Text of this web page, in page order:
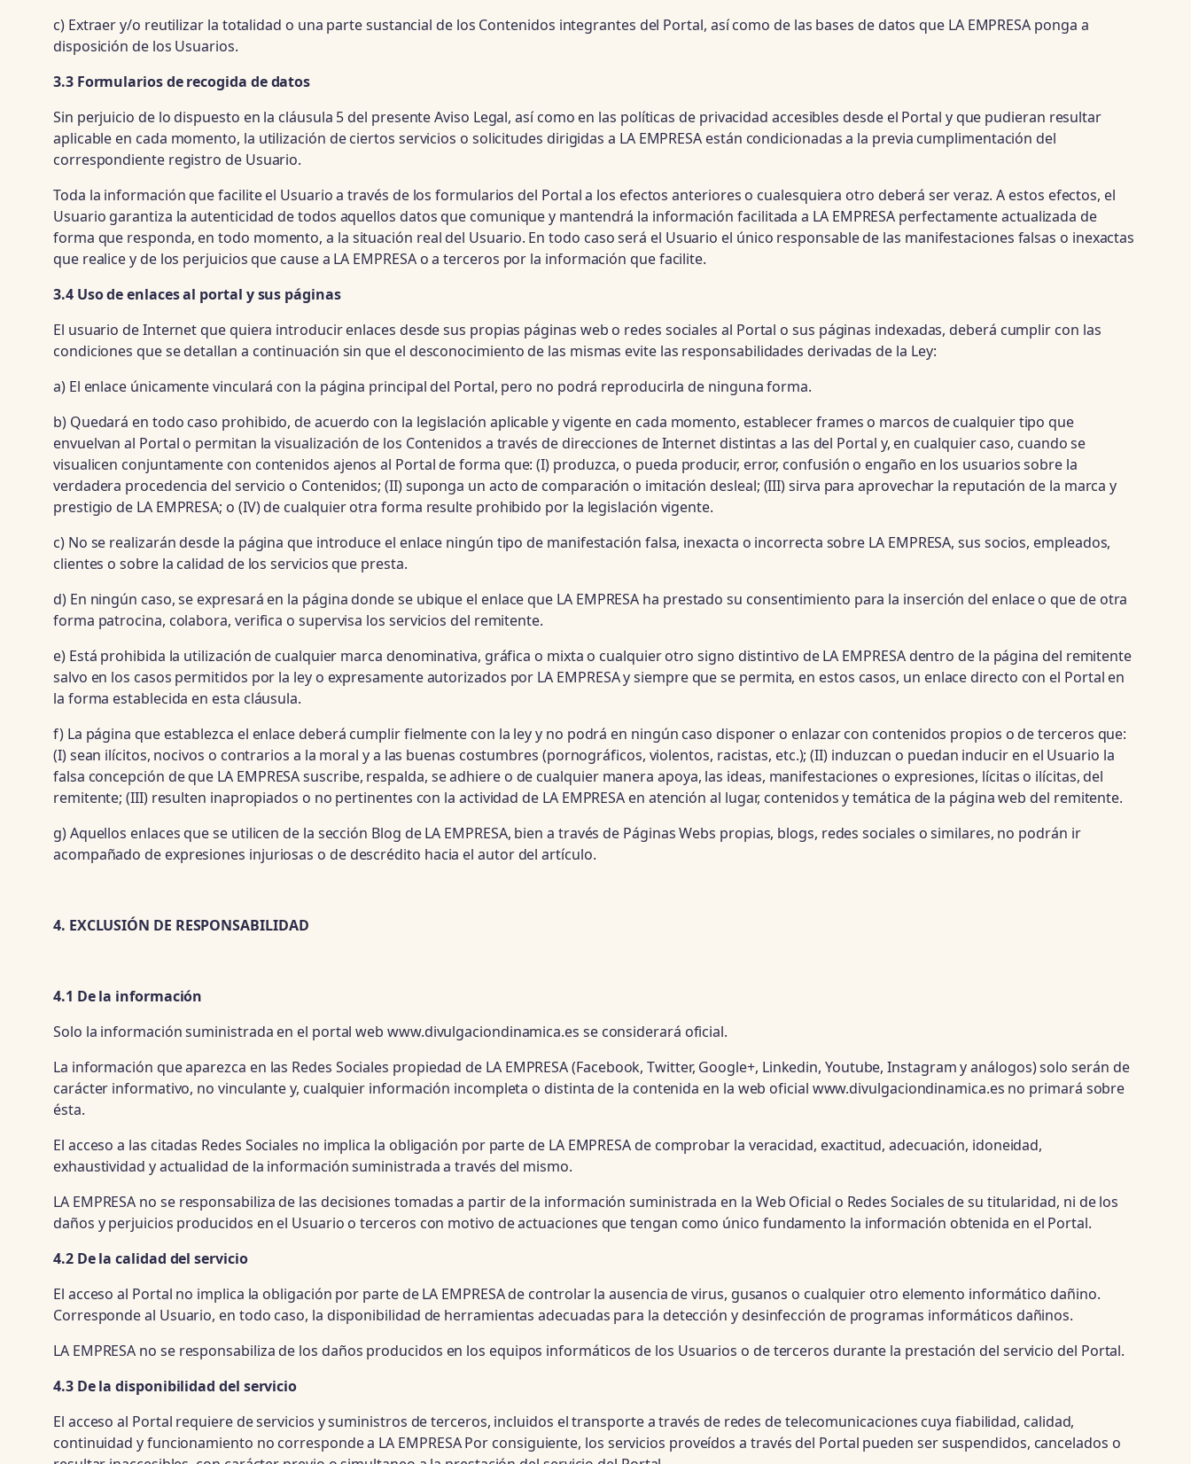
c) Extraer y/o reutilizar la totalidad o una parte sustancial de los Contenidos integrantes del Portal, así como de las bases de datos que LA EMPRESA ponga a
disposición de los Usuarios.
3.3 Formularios de recogida de datos
Sin perjuicio de lo dispuesto en la cláusula 5 del presente Aviso Legal, así como en las políticas de privacidad accesibles desde el Portal y que pudieran resultar
aplicable en cada momento, la utilización de ciertos servicios o solicitudes dirigidas a LA EMPRESA están condicionadas a la previa cumplimentación del
correspondiente registro de Usuario.
Toda la información que facilite el Usuario a través de los formularios del Portal a los efectos anteriores o cualesquiera otro deberá ser veraz. A estos efectos, el
Usuario garantiza la autenticidad de todos aquellos datos que comunique y mantendrá la información facilitada a LA EMPRESA perfectamente actualizada de
forma que responda, en todo momento, a la situación real del Usuario. En todo caso será el Usuario el único responsable de las manifestaciones falsas o inexactas
que realice y de los perjuicios que cause a LA EMPRESA o a terceros por la información que facilite.
3.4 Uso de enlaces al portal y sus páginas
El usuario de Internet que quiera introducir enlaces desde sus propias páginas web o redes sociales al Portal o sus páginas indexadas, deberá cumplir con las
condiciones que se detallan a continuación sin que el desconocimiento de las mismas evite las responsabilidades derivadas de la Ley:
a) El enlace únicamente vinculará con la página principal del Portal, pero no podrá reproducirla de ninguna forma.
b) Quedará en todo caso prohibido, de acuerdo con la legislación aplicable y vigente en cada momento, establecer frames o marcos de cualquier tipo que
envuelvan al Portal o permitan la visualización de los Contenidos a través de direcciones de Internet distintas a las del Portal y, en cualquier caso, cuando se
visualicen conjuntamente con contenidos ajenos al Portal de forma que: (I) produzca, o pueda producir, error, confusión o engaño en los usuarios sobre la
verdadera procedencia del servicio o Contenidos; (II) suponga un acto de comparación o imitación desleal; (III) sirva para aprovechar la reputación de la marca y
prestigio de LA EMPRESA; o (IV) de cualquier otra forma resulte prohibido por la legislación vigente.
c) No se realizarán desde la página que introduce el enlace ningún tipo de manifestación falsa, inexacta o incorrecta sobre LA EMPRESA, sus socios, empleados,
clientes o sobre la calidad de los servicios que presta.
d) En ningún caso, se expresará en la página donde se ubique el enlace que LA EMPRESA ha prestado su consentimiento para la inserción del enlace o que de otra
forma patrocina, colabora, verifica o supervisa los servicios del remitente.
e) Está prohibida la utilización de cualquier marca denominativa, gráfica o mixta o cualquier otro signo distintivo de LA EMPRESA dentro de la página del remitente
salvo en los casos permitidos por la ley o expresamente autorizados por LA EMPRESA y siempre que se permita, en estos casos, un enlace directo con el Portal en
la forma establecida en esta cláusula.
f) La página que establezca el enlace deberá cumplir fielmente con la ley y no podrá en ningún caso disponer o enlazar con contenidos propios o de terceros que:
(I) sean ilícitos, nocivos o contrarios a la moral y a las buenas costumbres (pornográficos, violentos, racistas, etc.); (II) induzcan o puedan inducir en el Usuario la
falsa concepción de que LA EMPRESA suscribe, respalda, se adhiere o de cualquier manera apoya, las ideas, manifestaciones o expresiones, lícitas o ilícitas, del
remitente; (III) resulten inapropiados o no pertinentes con la actividad de LA EMPRESA en atención al lugar, contenidos y temática de la página web del remitente.
g) Aquellos enlaces que se utilicen de la sección Blog de LA EMPRESA, bien a través de Páginas Webs propias, blogs, redes sociales o similares, no podrán ir
acompañado de expresiones injuriosas o de descrédito hacia el autor del artículo.
4. EXCLUSIÓN DE RESPONSABILIDAD
4.1 De la información
Solo la información suministrada en el portal web www.divulgaciondinamica.es se considerará oficial.
La información que aparezca en las Redes Sociales propiedad de LA EMPRESA (Facebook, Twitter, Google+, Linkedin, Youtube, Instagram y análogos) solo serán de
carácter informativo, no vinculante y, cualquier información incompleta o distinta de la contenida en la web oficial www.divulgaciondinamica.es no primará sobre
ésta.
El acceso a las citadas Redes Sociales no implica la obligación por parte de LA EMPRESA de comprobar la veracidad, exactitud, adecuación, idoneidad,
exhaustividad y actualidad de la información suministrada a través del mismo.
LA EMPRESA no se responsabiliza de las decisiones tomadas a partir de la información suministrada en la Web Oficial o Redes Sociales de su titularidad, ni de los
daños y perjuicios producidos en el Usuario o terceros con motivo de actuaciones que tengan como único fundamento la información obtenida en el Portal.
4.2 De la calidad del servicio
El acceso al Portal no implica la obligación por parte de LA EMPRESA de controlar la ausencia de virus, gusanos o cualquier otro elemento informático dañino.
Corresponde al Usuario, en todo caso, la disponibilidad de herramientas adecuadas para la detección y desinfección de programas informáticos dañinos.
LA EMPRESA no se responsabiliza de los daños producidos en los equipos informáticos de los Usuarios o de terceros durante la prestación del servicio del Portal.
4.3 De la disponibilidad del servicio
El acceso al Portal requiere de servicios y suministros de terceros, incluidos el transporte a través de redes de telecomunicaciones cuya fiabilidad, calidad,
continuidad y funcionamiento no corresponde a LA EMPRESA Por consiguiente, los servicios proveídos a través del Portal pueden ser suspendidos, cancelados o